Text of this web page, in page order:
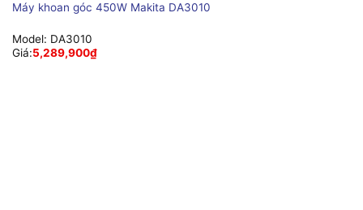
Máy khoan góc 450W Makita DA3010
Model: DA3010
Giá:5,289,900₫